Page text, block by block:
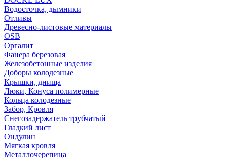
Водосточка, дымники
Отливы
Древесно-листовые материалы
OSB
Оргалит
Фанера березовая
Железобетонные изделия
Доборы колодезные
Крышки, днища
Люки, Конуса полимерные
Кольца колодезные
Забор, Кровля
Снегозадержатель трубчатый
Гладкий лист
Ондулин
Мягкая кровля
Металлочерепица